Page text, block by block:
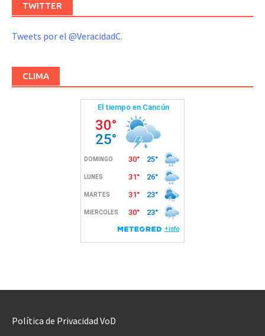
TWITTER
Tweets por el @VeracidadC.
CLIMA
Política de Privacidad VoD